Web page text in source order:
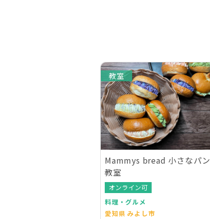
教室
Mammys bread 小さなパン
教室
オンライン可
料理・グルメ
愛知県 みよし市